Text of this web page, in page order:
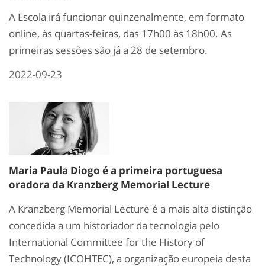
A Escola irá funcionar quinzenalmente, em formato
online, às quartas-feiras, das 17h00 às 18h00. As
primeiras sessões são já a 28 de setembro.
2022-09-23
Maria Paula Diogo é a primeira portuguesa
oradora da Kranzberg Memorial Lecture
A Kranzberg Memorial Lecture é a mais alta distinção
concedida a um historiador da tecnologia pelo
International Committee for the History of
Technology (ICOHTEC), a organização europeia desta